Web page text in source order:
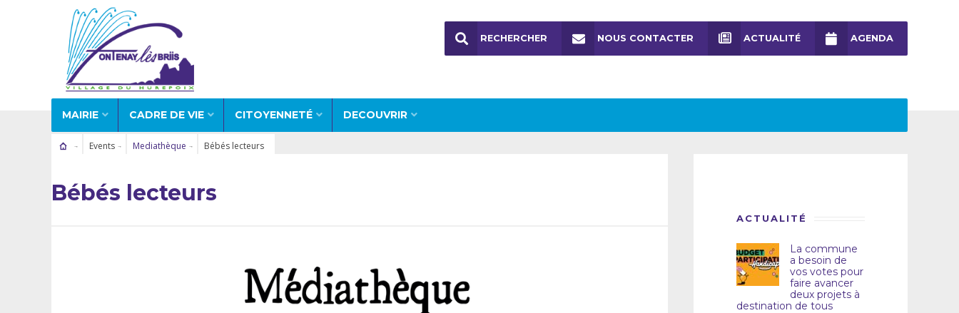
MAIRIE CADRE DE VIE CITOYENNETÉ DECOUVRIR
RECHERCHER NOUS CONTACTER ACTUALITÉ AGENDA
Events Mediathèque Bébés lecteurs
Bébés lecteurs
ACTUALITÉ
La commune
a besoin de
vos votes pour
faire avancer
deux projets à
destination de tous